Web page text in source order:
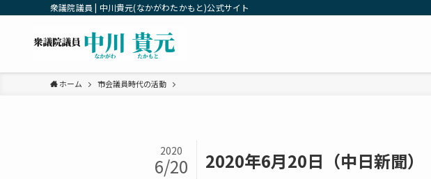
衆議院議員 | 中川貴元(なかがわたかもと)公式サイト
ホーム 市会議員時代の活動
2020年6月20日（中日新聞）
2020
6/20